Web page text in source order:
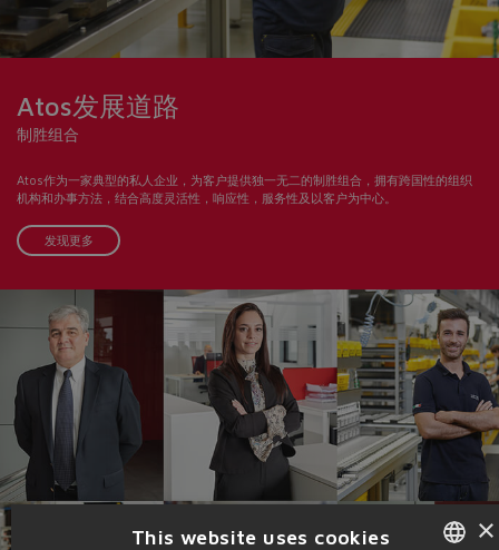
Atos发展道路
制胜组合
Atos作为一家典型的私人企业，为客户提供独一无二的制胜组合，拥有跨国性的组织
机构和办事方法，结合高度灵活性，响应性，服务性及以客户为中心。
发现更多
×
This website uses cookies